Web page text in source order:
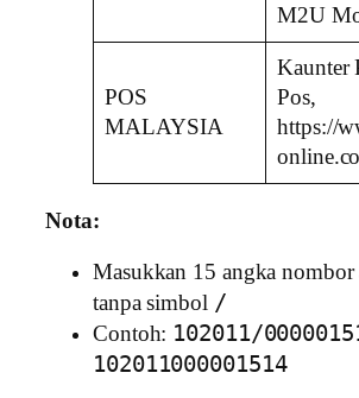
M2U
POS
MALAYSIA
Kaunter
Pos,
https://
Nota:
Masukkan 15 angka nombor
tanpa simbol /
Contoh: 102011/
102011000001514